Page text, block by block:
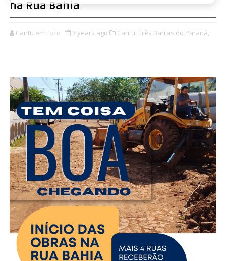
na Rua Bahia
Cantu em Foco 3 years ago Cantu, Três Barras do Paraná,